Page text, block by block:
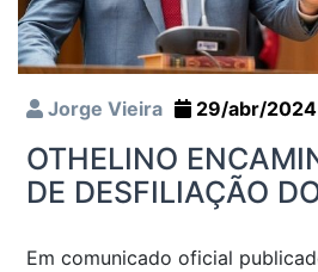
Jorge Vieira 29/abr/2024
OTHELINO
DE DESFILIAÇÃO
Em comunicado oficial